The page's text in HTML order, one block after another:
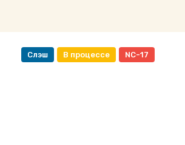
Слэш В процессе NC-17